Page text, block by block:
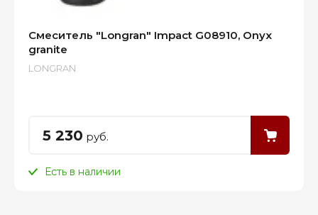
Смеситель "Longran" Impact G08910, Onyx
granite
LONGRAN
5 230 руб.
Есть в наличии